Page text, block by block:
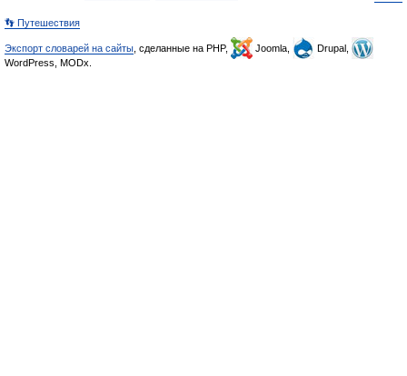
👣 Путешествия
Экспорт словарей на сайты , сделанные на PHP, Joomla,
Drupal,
WordPress, MODx.